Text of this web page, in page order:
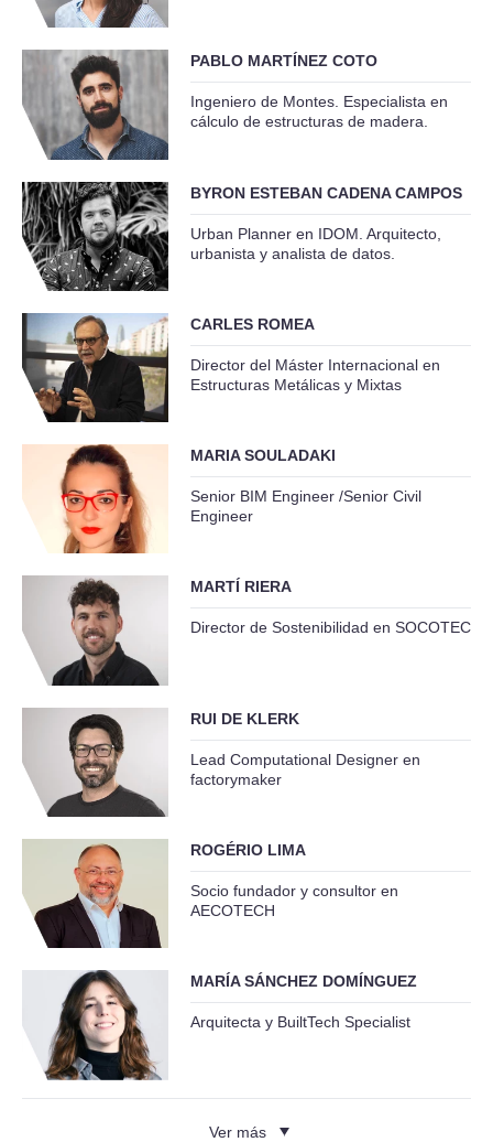
PABLO MARTÍNEZ COTO
Ingeniero de Montes. Especialista en
cálculo de estructuras de madera.
BYRON ESTEBAN CADENA CAMPOS
Urban Planner en IDOM. Arquitecto,
urbanista y analista de datos.
CARLES ROMEA
Director del Máster Internacional en
Estructuras Metálicas y Mixtas
MARIA SOULADAKI
Senior BIM Engineer /Senior Civil
Engineer
MARTÍ RIERA
Director de Sostenibilidad en SOCOTEC
RUI DE KLERK
Lead Computational Designer en
factorymaker
ROGÉRIO LIMA
Socio fundador y consultor en
AECOTECH
MARÍA SÁNCHEZ DOMÍNGUEZ
Arquitecta y BuiltTech Specialist
Ver más